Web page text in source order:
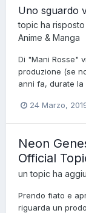
Uno sguardo
topic ha risposto
Anime & Manga
Di "Mani Rosse"
produzione (se
anni fa, durate la
24 Marzo,
Neon
Official
un topic ha
Prendo fiato e
riguarda un